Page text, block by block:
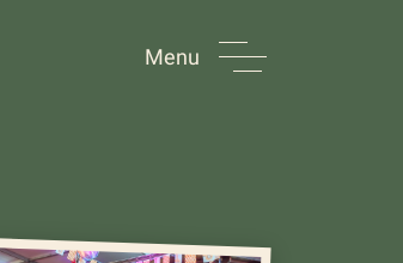
Menu